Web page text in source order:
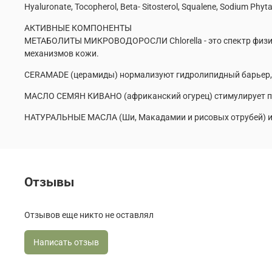
Hyaluronate, Tocopherol, Beta- Sitоsterol, Squalene, Sodium
АКТИВНЫЕ КОМПОНЕНТЫ
МЕТАБОЛИТЫ МИКРОВОДОРОСЛИ Chlorella - это спектр
механизмов кожи.
CERAMADE (церамиды) нормализуют гидролипидный
МАСЛО СЕМЯН КИВАНО (африканский огурец) стимулирует
НАТУРАЛЬНЫЕ МАСЛА (Ши, Макадамии и рисовых отрубей)
Отзывы
Отзывов еще никто не оставлял
Написать отзыв